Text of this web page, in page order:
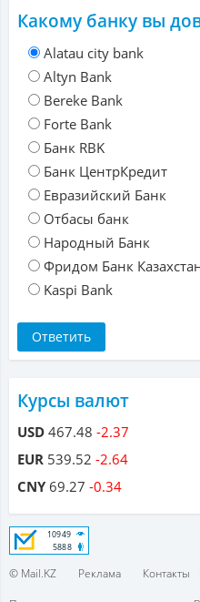
Какому банку вы
Alatau city bank
Altyn Bank
Bereke Bank
Forte Bank
Банк RBK
Банк ЦентрКредит
Евразийский Банк
Отбасы банк
Народный Банк
Фридом Банк
Kaspi Bank
Курсы валют
USD 467.48 -2.37
EUR 539.52 -2.64
CNY69.27 -0.34
© Mail.KZ Реклама Контакты